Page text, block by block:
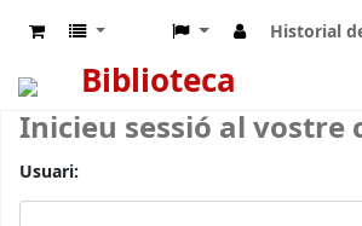
Historial
Biblioteca
Inicieu sessió al vostre
Usuari: